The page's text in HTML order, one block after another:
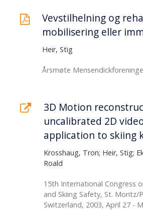
Vevstilhelning og
mobilisering eller
Heir, Stig
Årsmøte
3D Motion
uncalibrated 2D
application to skiing
Krosshaug, Tron; Heir, Stig;
Roald
15th International Congress
and Skiing Safety, St. Moritz/
Switzerland, 2003, April 27 -